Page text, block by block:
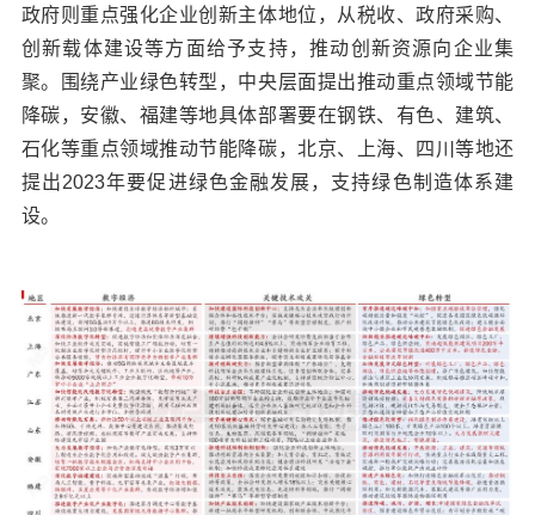
政府则重点强化企业创新主体地位，从税收、政府采购、
创新载体建设等方面给予支持，推动创新资源向企业集
聚。围绕产业绿色转型，中央层面提出推动重点领域节能
降碳，安徽、福建等地具体部署要在钢铁、有色、建筑、
石化等重点领域推动节能降碳，北京、上海、四川等地还
提出2023年要促进绿色金融发展，支持绿色制造体系建
设。